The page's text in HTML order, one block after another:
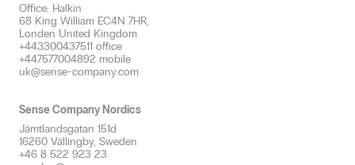
Office: Halkin
68 King William EC4N 7HR,
Londen United Kingdom
+443300437511 office
+447577004892 mobile
uk@sense-company.com
Sense Company Nordics
Jämtlandsgatan 151d
16260 Vällingby, Sweden
+46 8 522 923 23